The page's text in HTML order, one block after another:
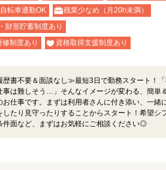
自転車通勤OK
残業少なめ（月20h未満）
財形貯蓄制度あり
修制度あり 資格取得支援制度あり
書不要＆面談なし≫最短3日で勤務スタート！
事は難しそう…」そんなイメージが変わる、簡単
お仕事です。まずは利用者さんに付き添い、一緒
したり見守ったりすることからスタート！希望シ
件面など、まずはお気軽にご相談ください◎